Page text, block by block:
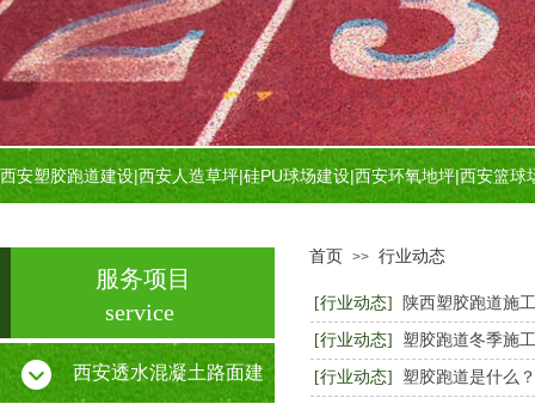
西安塑胶跑道建设|西安人造草坪|硅PU球场建设|西安环氧地坪|西安篮球
服务项目
service
首页 >> 行业动态
[行业动态] 陕西塑胶跑道施
[行业动态] 塑胶跑道冬季施
[行业动态] 塑胶跑道是什么
西安透水混凝土路面建